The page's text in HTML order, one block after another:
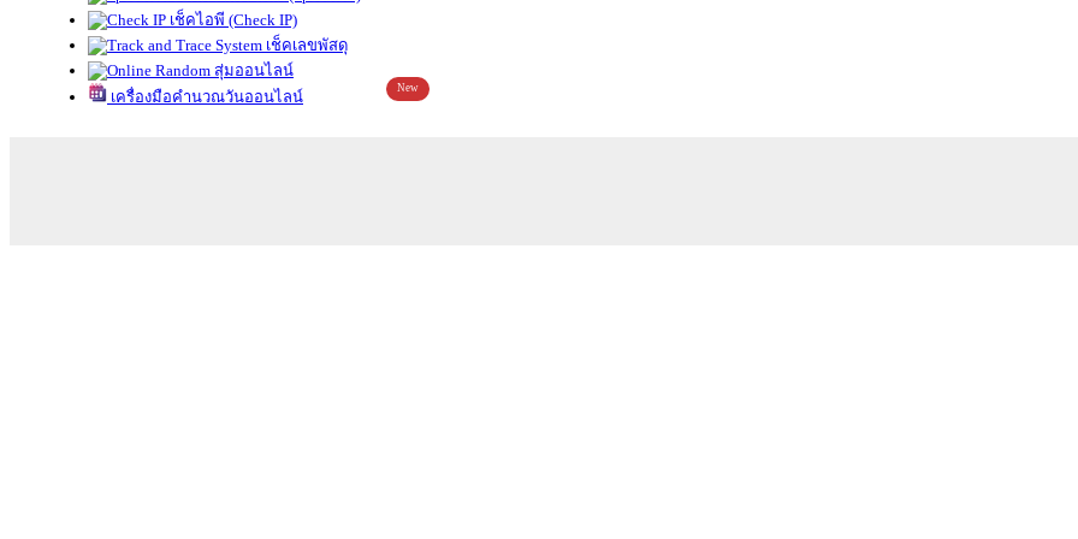
เช็คไอพี (Check IP)
เช็คเลขพัสดุ
สุ่มออนไลน์
เครื่องมือคำนวณวันออนไลน์
New